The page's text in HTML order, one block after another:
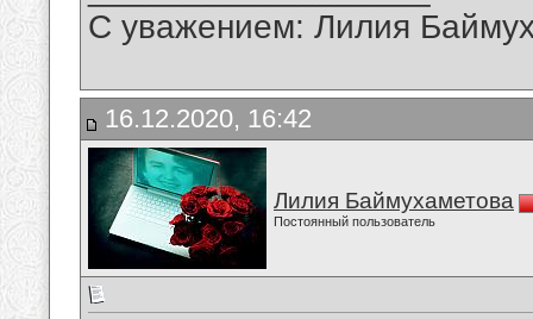
С уважением: Лилия
16.12.2020, 16:42
Лилия Баймухаметова
Постоянный пользователь